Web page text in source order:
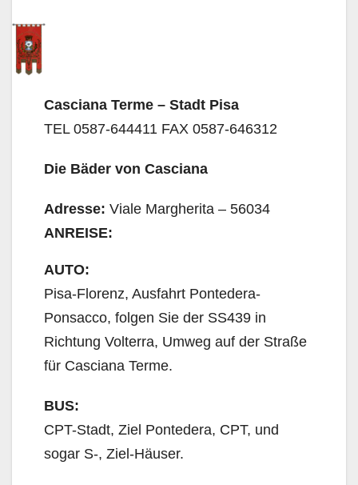
Casciana Terme – Stadt Pisa
TEL 0587-644411 FAX 0587-646312
Die Bäder von Casciana
Adresse: Viale Margherita – 56034
ANREISE:
AUTO:
Pisa-Florenz, Ausfahrt Pontedera-
Ponsacco, folgen Sie der SS439 in
Richtung Volterra, Umweg auf der Straße
für Casciana Terme.
BUS:
CPT-Stadt, Ziel Pontedera, CPT, und
sogar S-, Ziel-Häuser.